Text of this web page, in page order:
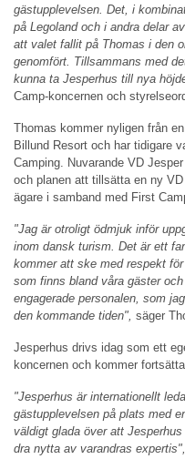
gästupplevelsen. Det, i
på Legoland och i andra delar
att valet fallit på Thomas i den
genomfört. Tillsammans med
kunna ta Jesperhus till nya
Camp-koncernen och
Thomas kommer nyligen från
Billund Resort och har tidigare
Camping. Nuvarande VD
och planen att tillsätta en ny
ägare i samband med First
"Jag är otroligt ödmjuk inför
inom dansk turism. Det är ett
kommer att ske med respekt
som finns bland våra gäster
engagerade personalen, som
den kommande tiden", säger
Jesperhus drivs idag som ett
koncernen och kommer
"Jesperhus är internationellt
gästupplevelsen på plats med
väldigt glada över att
dra nytta av varandras expertis",